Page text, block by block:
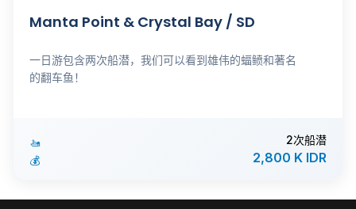
Manta Point & Crystal Bay / SD
一日游包含两次船潜，我们可以看到雄伟的蝠鲼和著名
的翻车鱼！
🚤
2次船潜
💰
2,800 K IDR